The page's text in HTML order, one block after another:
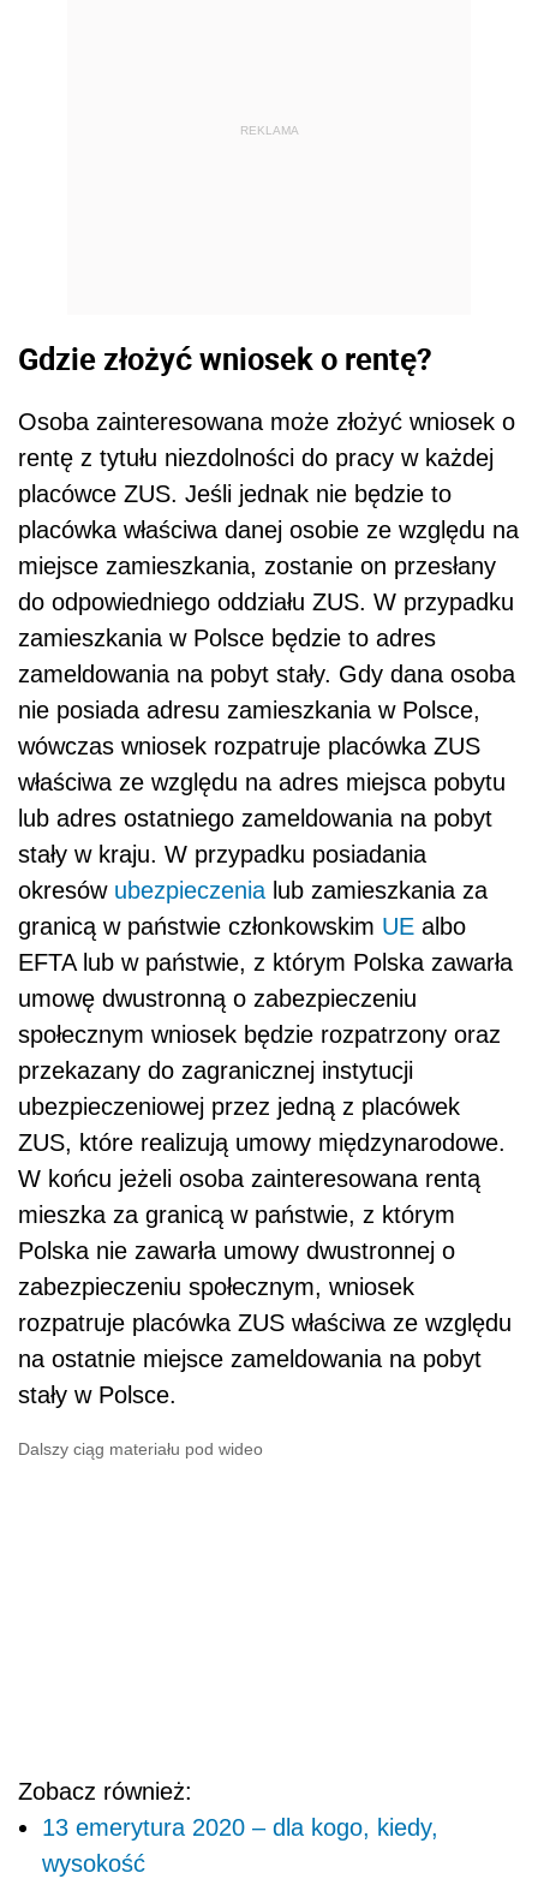
REKLAMA
Gdzie złożyć wniosek o rentę?
Osoba zainteresowana może złożyć wniosek o
rentę z tytułu niezdolności do pracy w każdej
placówce ZUS. Jeśli jednak nie będzie to
placówka właściwa danej osobie ze względu na
miejsce zamieszkania, zostanie on przesłany
do odpowiedniego oddziału ZUS. W przypadku
zamieszkania w Polsce będzie to adres
zameldowania na pobyt stały. Gdy dana osoba
nie posiada adresu zamieszkania w Polsce,
wówczas wniosek rozpatruje placówka ZUS
właściwa ze względu na adres miejsca pobytu
lub adres ostatniego zameldowania na pobyt
stały w kraju. W przypadku posiadania
okresów ubezpieczenia lub zamieszkania za
granicą w państwie członkowskim UE albo
EFTA lub w państwie, z którym Polska zawarła
umowę dwustronną o zabezpieczeniu
społecznym wniosek będzie rozpatrzony oraz
przekazany do zagranicznej instytucji
ubezpieczeniowej przez jedną z placówek
ZUS, które realizują umowy międzynarodowe.
W końcu jeżeli osoba zainteresowana rentą
mieszka za granicą w państwie, z którym
Polska nie zawarła umowy dwustronnej o
zabezpieczeniu społecznym, wniosek
rozpatruje placówka ZUS właściwa ze względu
na ostatnie miejsce zameldowania na pobyt
stały w Polsce.
Dalszy ciąg materiału pod wideo
Zobacz również:
13 emerytura 2020 – dla kogo, kiedy,
wysokość